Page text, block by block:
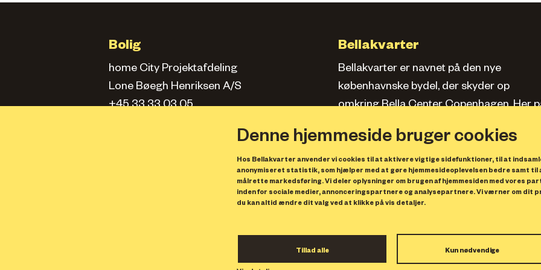
Denne hjemmeside bruger cookies
Hos Bellakvarter anvender vi cookies til at aktivere vigtige sidefunktioner, til at
anonymiseret statistik, som hjælper med at gøre hjemmesideoplevelsen bedre samt til
målrette markedsføring. Vi deler oplysninger om brugen af hjemmesiden med vores
inden for sociale medier, annonceringspartnere og analysepartnere. Vi værner om dit
du kan altid ændre dit valg ved at klikke på vis detaljer.
Tillad alle Kun nødvendige
Bolig
home City Projektafdeling
Lone Bøegh Henriksen A/S
+45 33 33 03 05
Bellakvarter
Bellakvarter er navnet på den nye
københavnske bydel, der skyder op
omkring Bella Center Copenhagen. Her
og erhverv samt opleve, hvad der sker.
Privatlivspolitik
Bellakvarter Projektselskab A/S
Center Boulevard 9